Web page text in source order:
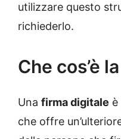
utilizzare questo
richiederlo.
Che cos’è
Una firma digitale
che offre